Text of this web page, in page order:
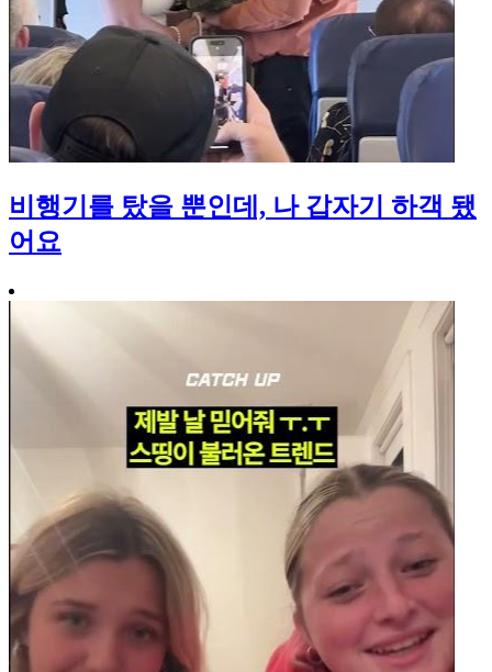
비행기를 탔을 뿐인데, 나 갑자기 하객 됐
어요